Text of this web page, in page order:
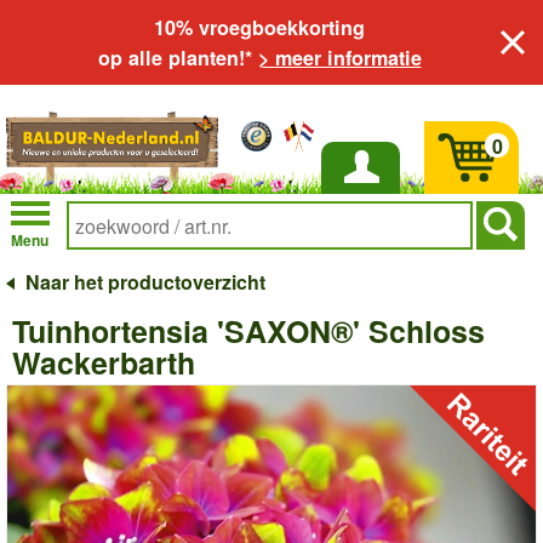
10% vroegboekkorting
op alle planten!* > meer informatie
Inloggen
Menu
0
Naar het productoverzicht
Tuinhortensia 'SAXON®' Schloss
Wackerbarth